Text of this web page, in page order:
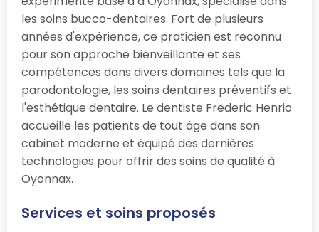
les soins bucco-dentaires. Fort de plusieurs
années d'expérience, ce praticien est reconnu
pour son approche bienveillante et ses
compétences dans divers domaines tels que la
parodontologie, les soins dentaires préventifs et
l'esthétique dentaire. Le dentiste Frederic Henrio
accueille les patients de tout âge dans son
cabinet moderne et équipé des dernières
technologies pour offrir des soins de qualité à
Oyonnax.
Services et soins proposés